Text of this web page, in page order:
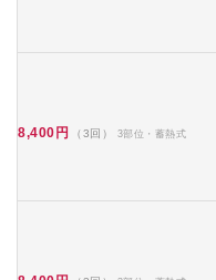
8,400円 （3回） 3部位・蓄熱式